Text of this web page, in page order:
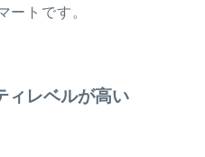
ートです。
ィレベルが高い